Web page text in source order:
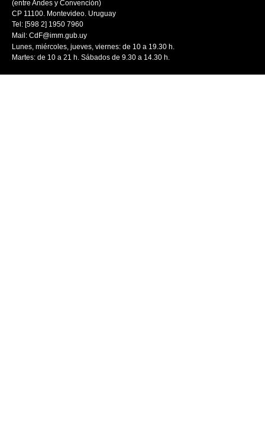
(entre Andes y Convención)
CP 11100. Montevideo. Uruguay
Tel: [598 2] 1950 7960
Mail: CdF@imm.gub.uy
Lunes, miércoles, jueves, viernes: de 10 a 19.30 h.
Martes: de 10 a 21 h. Sábados de 9.30 a 14.30 h.